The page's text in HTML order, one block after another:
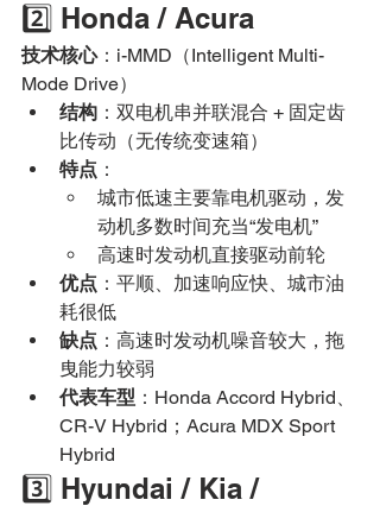
2️⃣ Honda / Acura
技术核心：i-MMD（Intelligent Multi-
Mode Drive）
结构 ：双电机串并联混合 + 固定齿
比传动（无传统变速箱）
特点 ：
城市低速主要靠电机驱动，发
动机多数时间充当“发电机”
高速时发动机直接驱动前轮
优点 ：平顺、加速响应快、城市油
耗很低
缺点 ：高速时发动机噪音较大，拖
曳能力较弱
代表车型 ：Honda Accord Hybrid、
CR-V Hybrid；Acura MDX Sport
Hybrid
3️⃣ Hyundai / Kia /